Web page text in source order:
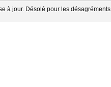
à jour. Désolé pour les